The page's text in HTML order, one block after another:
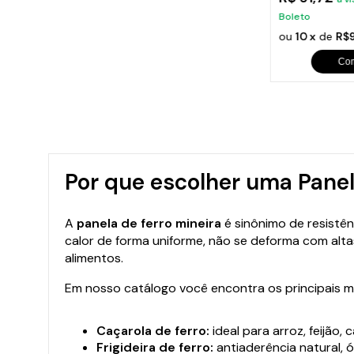
Boleto
ou10 x de
Por que escolher uma
A panela de ferro mineira é sinônimo de
calor de forma uniforme, não se deforma com
alimentos.
Em nosso catálogo você encontra os principais
Caçarola de ferro: ideal para arroz, feijão,
Frigideira de ferro: antiaderência natural,